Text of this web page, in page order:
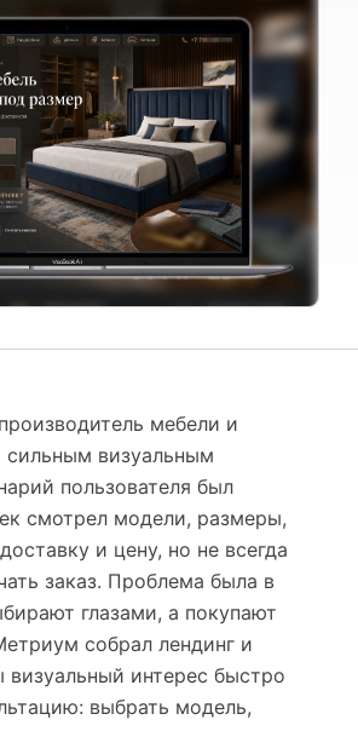
производитель мебели и
сильным визуальным
пользователя был
смотрел модели, размеры,
и цену, но не всегда
заказ. Проблема была в
глазами, а покупают
собрал лендинг и
визуальный интерес быстро
выбрать модель,